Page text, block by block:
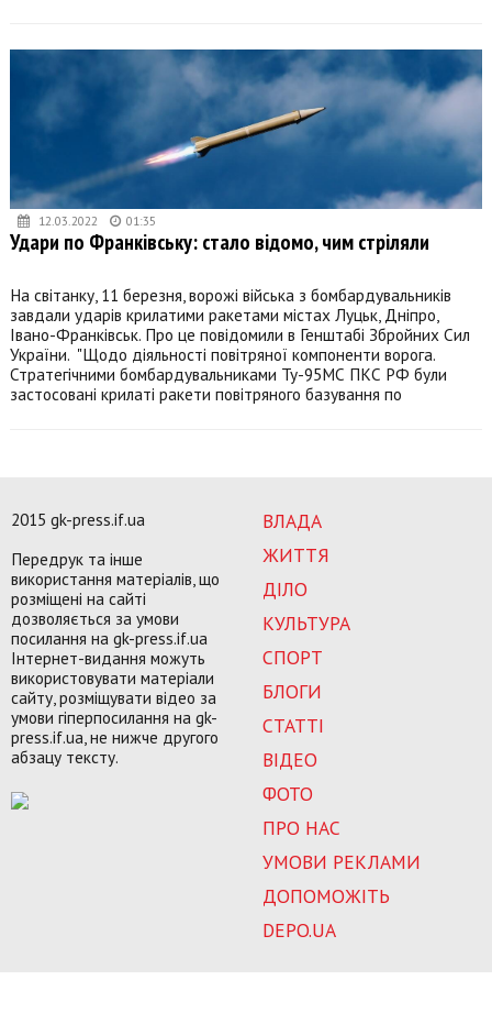
12.03.2022 01:35
Удари по Франківську: стало відомо, чим стріляли
На світанку, 11 березня, ворожі війська з бомбардувальників
завдали ударів крилатими ракетами містах Луцьк, Дніпро,
Івано-Франківськ. Про це повідомили в Генштабі Збройних Сил
України. "Щодо діяльності повітряної компоненти ворога.
Стратегічними бомбардувальниками Ту-95МС ПКС РФ були
застосовані крилаті ракети повітряного базування по
ВЛАДА
ЖИТТЯ
ДІЛО
КУЛЬТУРА
СПОРТ
БЛОГИ
СТАТТІ
ВІДЕО
ФОТО
ПРО НАС
УМОВИ РЕКЛАМИ
ДОПОМОЖІТЬ
DEPO.UA
2015 gk-press.if.ua
Передрук та інше
використання матеріалів, що
розміщені на сайті
дозволяється за умови
посилання на gk-press.if.ua
Інтернет-видання можуть
використовувати матеріали
сайту, розміщувати відео за
умови гіперпосилання на gk-
press.if.ua, не нижче другого
абзацу тексту.